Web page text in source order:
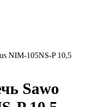
NIM-105NS-P 10,5
Sawo